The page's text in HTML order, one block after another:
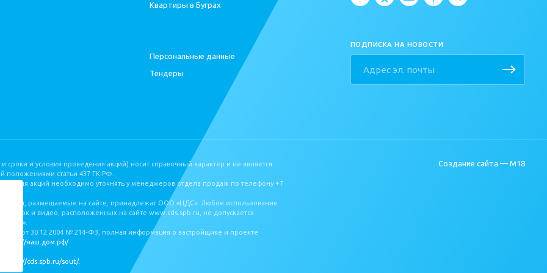
Квартиры в Буграх
Персональные данные
Тендеры
ПОДПИСКА НА НОВОСТИ
сроки и условия проведения акций) носит справочный характер и не является
положениями статьи 437 ГК РФ.
акций необходимо уточнять у менеджеров отдела продаж по телефону +7
размещаемые на сайте, принадлежат ООО «ЦДС». Любое использование
и видео, расположенных на сайте www.cds.spb.ru, не допускается
«ЦДС».
от 30.12.2004 № 214‐ФЗ, полная информация о застройщике и проекте
https://наш.дом.рф/.
https://cds.spb.ru/sout/.
Создание сайта — M18